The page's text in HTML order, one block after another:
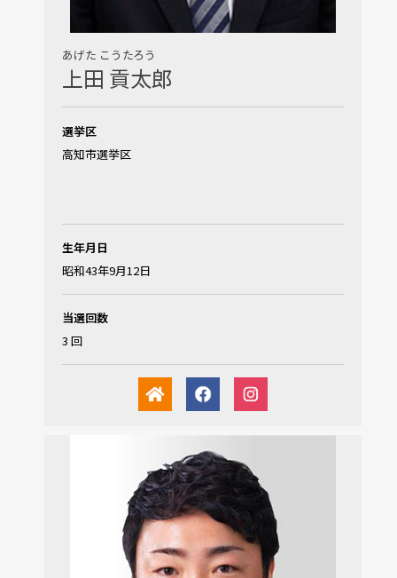
あげた こうたろう
上田 貢太郎
選挙区
高知市選挙区
生年月日
昭和43年9月12日
当選回数
3 回